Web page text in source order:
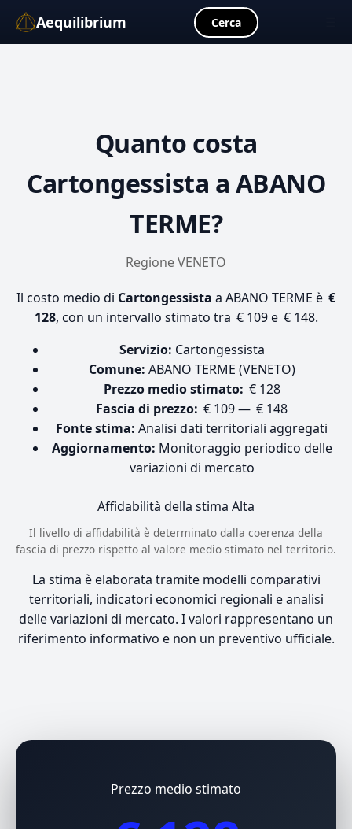
Aequilibrium Cerca
Quanto costa
Cartongessista a ABANO
TERME?
Regione VENETO
Il costo medio di Cartongessista a ABANO TERME è €
128, con un intervallo stimato tra € 109 e € 148.
Servizio: Cartongessista
Comune: ABANO TERME (VENETO)
Prezzo medio stimato: € 128
Fascia di prezzo: € 109 — € 148
Fonte stima: Analisi dati territoriali aggregati
Aggiornamento: Monitoraggio periodico delle
variazioni di mercato
Affidabilità della stima Alta
Il livello di affidabilità è determinato dalla coerenza della
fascia di prezzo rispetto al valore medio stimato nel territorio.
La stima è elaborata tramite modelli comparativi
territoriali, indicatori economici regionali e analisi
delle variazioni di mercato. I valori rappresentano un
riferimento informativo e non un preventivo ufficiale.
Prezzo medio stimato